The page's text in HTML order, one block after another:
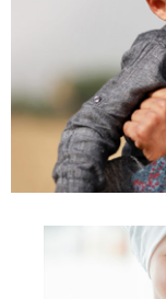
cáncer)